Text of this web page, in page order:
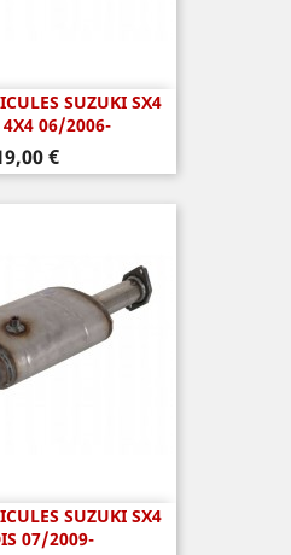
SUZUKI SX4
4X4 06/2006-
€
SUZUKI SX4
07/2009-